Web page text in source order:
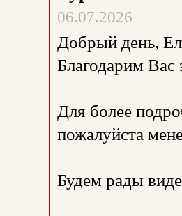
06.07.2026
Добрый день,
Благодарим Вас
Для более
пожалуйста
Будем рады